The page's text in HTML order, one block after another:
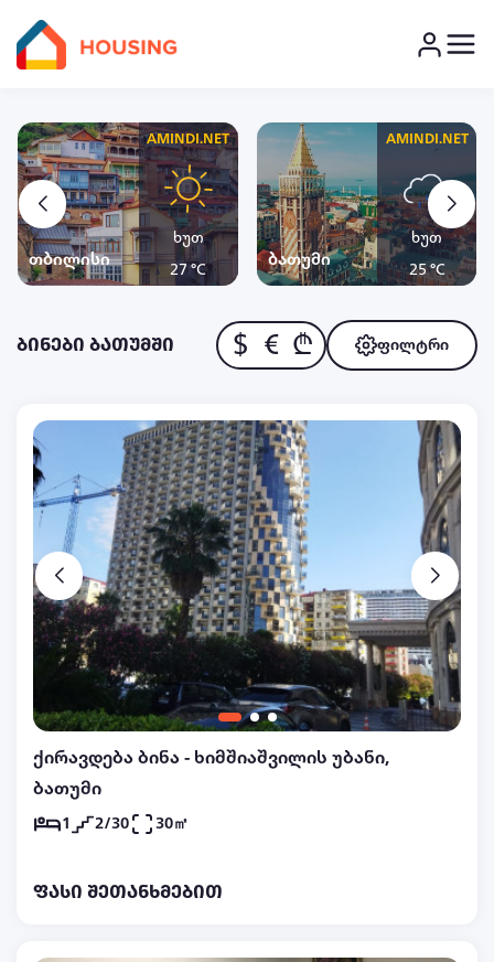
თბილისი
AMINDI.NET
ხუთ
27 °C
ბათუმი
AMINDI.NET
ხუთ
25 °C
ბინები ბათუმში $ € ₾ ფილტრი
ქირავდება ბინა - ხიმშიაშვილის უბანი,
ბათუმი
1 2/30 30㎡
ფასი შეთანხმებით